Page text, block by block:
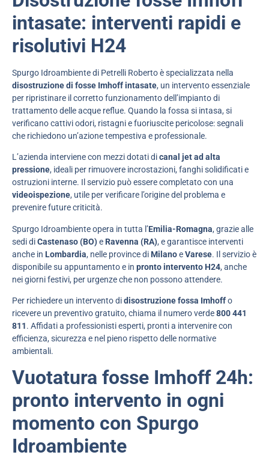
intasate: interventi rapidi e
risolutivi H24
Spurgo Idroambiente di Petrelli Roberto è specializzata nella
disostruzione di fosse Imhoff intasate, un intervento essenziale
per ripristinare il corretto funzionamento dell’impianto di
trattamento delle acque reflue. Quando la fossa si intasa, si
verificano cattivi odori, ristagni e fuoriuscite pericolose: segnali
che richiedono un’azione tempestiva e professionale.
L’azienda interviene con mezzi dotati dicanal jet ad alta
pressione, ideali per rimuovere incrostazioni, fanghi solidificati e
ostruzioni interne. Il servizio può essere completato con una
videoispezione, utile per verificare l’origine del problema e
prevenire future criticità.
Spurgo Idroambiente opera in tutta l’Emilia-Romagna, grazie alle
sedi diCastenaso (BO)e Ravenna (RA), e garantisce interventi
anche in Lombardia, nelle province di MilanoeVarese. Il servizio è
disponibile su appuntamento e in pronto intervento H24, anche
nei giorni festivi, per urgenze che non possono attendere.
Per richiedere un intervento didisostruzione fossa Imhoffo
ricevere un preventivo gratuito, chiama il numero verde800 441
811. Affidati a professionisti esperti, pronti a intervenire con
efficienza, sicurezza e nel pieno rispetto delle normative
ambientali.
Vuotatura fosse Imhoff 24h:
pronto intervento in ogni
momento con Spurgo
Idroambiente